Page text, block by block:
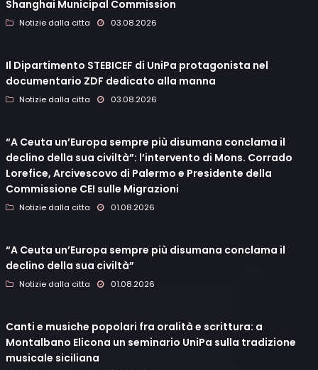
Shanghai Municipal Commission
Notizie dalla citta 03.08.2026
Il Dipartimento STEBICEF di UniPa protagonista nel
documentario ZDF dedicato alla manna
Notizie dalla citta 03.08.2026
“A Ceuta un’Europa sempre più disumana conclama il
declino della sua civiltà”: l’intervento di Mons. Corrado
Lorefice, Arcivescovo di Palermo e Presidente della
Commissione CEI sulle Migrazioni
Notizie dalla citta 01.08.2026
“A Ceuta un’Europa sempre più disumana conclama il
declino della sua civiltà”
Notizie dalla citta 01.08.2026
Canti e musiche popolari fra oralità e scrittura: a
Montalbano Elicona un seminario UniPa sulla tradizione
musicale siciliana